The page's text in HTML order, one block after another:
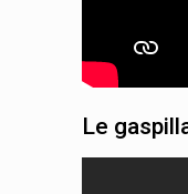
Le